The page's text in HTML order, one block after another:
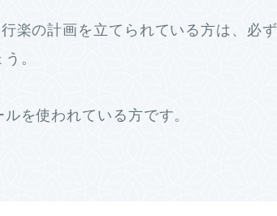
楽の計画を立てられている方は、必ず
。
を使われている方です。